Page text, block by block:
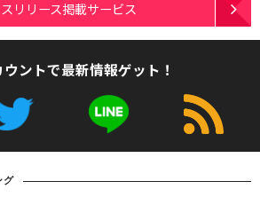
リリース掲載サービス
ントで最新情報ゲット！
グ